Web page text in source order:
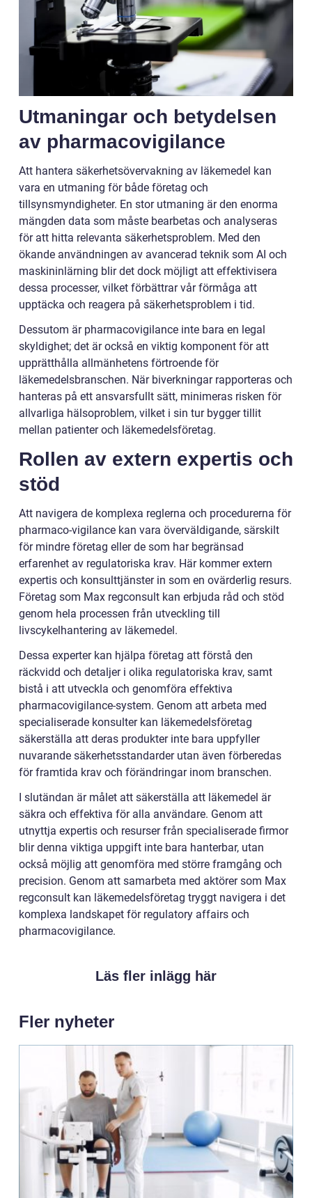
Utmaningar och betydelsen
av pharmacovigilance
Att hantera säkerhetsövervakning av läkemedel kan
vara en utmaning för både företag och
tillsynsmyndigheter. En stor utmaning är den enorma
mängden data som måste bearbetas och analyseras
för att hitta relevanta säkerhetsproblem. Med den
ökande användningen av avancerad teknik som AI och
maskininlärning blir det dock möjligt att effektivisera
dessa processer, vilket förbättrar vår förmåga att
upptäcka och reagera på säkerhetsproblem i tid.
Dessutom är pharmacovigilance inte bara en legal
skyldighet; det är också en viktig komponent för att
upprätthålla allmänhetens förtroende för
läkemedelsbranschen. När biverkningar rapporteras och
hanteras på ett ansvarsfullt sätt, minimeras risken för
allvarliga hälsoproblem, vilket i sin tur bygger tillit
mellan patienter och läkemedelsföretag.
Rollen av extern expertis och
stöd
Att navigera de komplexa reglerna och procedurerna för
pharmaco-vigilance kan vara överväldigande, särskilt
för mindre företag eller de som har begränsad
erfarenhet av regulatoriska krav. Här kommer extern
expertis och konsulttjänster in som en ovärderlig resurs.
Företag som Max regconsult kan erbjuda råd och stöd
genom hela processen från utveckling till
livscykelhantering av läkemedel.
Dessa experter kan hjälpa företag att förstå den
räckvidd och detaljer i olika regulatoriska krav, samt
bistå i att utveckla och genomföra effektiva
pharmacovigilance-system. Genom att arbeta med
specialiserade konsulter kan läkemedelsföretag
säkerställa att deras produkter inte bara uppfyller
nuvarande säkerhetsstandarder utan även förberedas
för framtida krav och förändringar inom branschen.
I slutändan är målet att säkerställa att läkemedel är
säkra och effektiva för alla användare. Genom att
utnyttja expertis och resurser från specialiserade firmor
blir denna viktiga uppgift inte bara hanterbar, utan
också möjlig att genomföra med större framgång och
precision. Genom att samarbeta med aktörer som Max
regconsult kan läkemedelsföretag tryggt navigera i det
komplexa landskapet för regulatory affairs och
pharmacovigilance.
Läs fler inlägg här
Fler nyheter